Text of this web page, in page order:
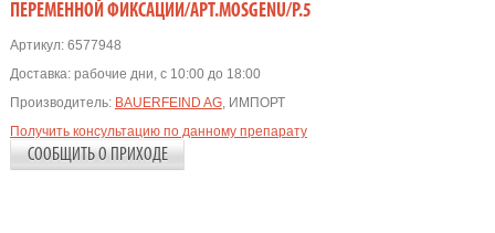
ПЕРЕМЕННОЙ ФИКСАЦИИ/АРТ.MOSGENU/Р.5
Артикул:6577948
Доставка: рабочие дни, с 10:00 до 18:00
Производитель: BAUERFEIND AG, ИМПОРТ
Получить консультацию по данному препарату
СООБЩИТЬ О ПРИХОДЕ